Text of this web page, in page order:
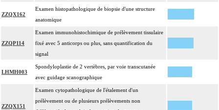
ZZQX162
Examen histopathologique de biopsie d'une structure
anatomique
ZZQP114
Examen immunohistochimique de prélèvement tissulaire
fixé avec 5 anticorps ou plus, sans quantification du
signal
LHMH003
Spondyloplastie de 2 vertèbres, par voie transcutanée
avec guidage scanographique
ZZQX151
Examen cytopathologique de l'étalement d'un
prélèvement ou de plusieurs prélèvements non